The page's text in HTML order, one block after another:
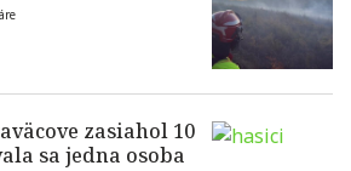
zasiahol 10
sa jedna osoba